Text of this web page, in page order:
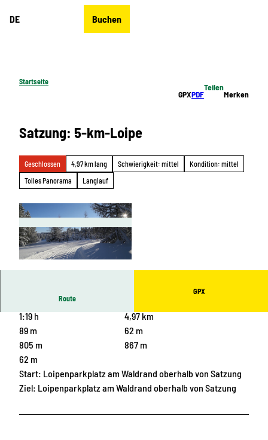
DE Buchen
Startseite
GPXPDF
Teilen
Merken
Satzung: 5-km-Loipe
Geschlossen 4,97 km lang Schwierigkeit: mittel
Kondition: mittel
Tolles Panorama
Langlauf
Route
GPX
1:19 h
4,97 km
89 m
62 m
805 m
867 m
62 m
Start: Loipenparkplatz am Waldrand oberhalb von Satzung
Ziel: Loipenparkplatz am Waldrand oberhalb von Satzung